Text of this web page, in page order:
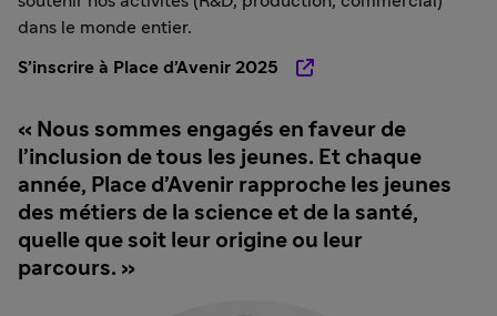
dans le monde entier.
S’inscrire à Place d’Avenir 2025
Nous sommes engagés en faveur de
l’inclusion de tous les jeunes. Et chaque
année, Place d’Avenir rapproche les jeunes
des métiers de la science et de la santé,
quelle que soit leur origine ou leur
parcours.